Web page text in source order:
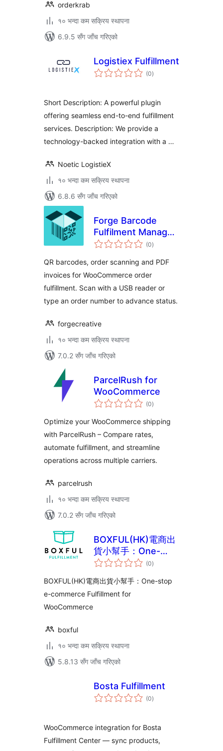
orderkrab
१० भन्दा कम सक्रिय स्थापना
6.9.5 सँग जाँच गरिएको
Logistiex Fulfillment
(0कुल
रेटिङ्गहरू
)
Short Description: A powerful plugin
offering seamless end-to-end fulfillment
services. Description: We provide a
technology-backed integration with a …
Noetic LogistieX
१० भन्दा कम सक्रिय स्थापना
6.8.6 सँग जाँच गरिएको
Forge Barcode
Fulfilment Manager
for WooCommerce
PDF Invoices
(0कुल
रेटिङ्गहरू
)
QR barcodes, order scanning and PDF
invoices for WooCommerce order
fulfillment. Scan with a USB reader or
type an order number to advance status.
forgecreative
१० भन्दा कम सक्रिय स्थापना
7.0.2 सँग जाँच गरिएको
ParcelRush for
WooCommerce
(0कुल
रेटिङ्गहरू
)
Optimize your WooCommerce shipping
with ParcelRush – Compare rates,
automate fulfillment, and streamline
operations across multiple carriers.
parcelrush
१० भन्दा कम सक्रिय स्थापना
7.0.2 सँग जाँच गरिएको
BOXFUL(HK)電商出
貨小幫手：One-
stop e-commerce
WooCommerce
(0कुल
रेटिङ्गहरू
)
BOXFUL(HK)電商出貨小幫手：One-stop
e-commerce Fulfillment for
WooCommerce
boxful
१० भन्दा कम सक्रिय स्थापना
5.8.13 सँग जाँच गरिएको
Bosta Fulfillment
(0कुल
रेटिङ्गहरू
)
WooCommerce integration for Bosta
Fulfillment Center — sync products,